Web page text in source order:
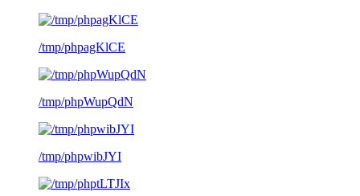
/tmp/phpagKlCE
/tmp/phpWupQdN
/tmp/phpwibJYI